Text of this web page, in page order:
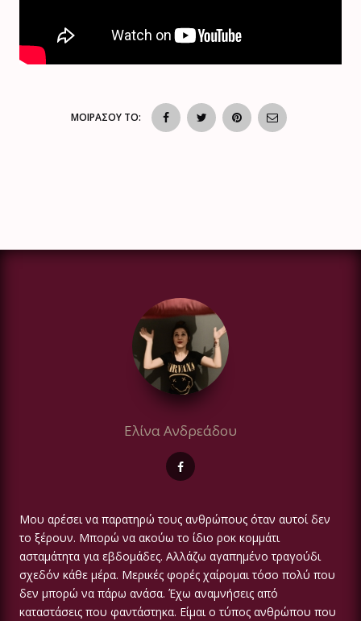
ΜΟΙΡΑΣΟΥ ΤΟ:
Ελίνα Ανδρεάδου
Μου αρέσει να παρατηρώ τους ανθρώπους όταν αυτοί δεν
το ξέρουν. Μπορώ να ακούω το ίδιο ροκ κομμάτι
ασταμάτητα για εβδομάδες. Αλλάζω αγαπημένο τραγούδι
σχεδόν κάθε μέρα. Μερικές φορές χαίρομαι τόσο πολύ που
δεν μπορώ να πάρω ανάσα. Έχω αναμνήσεις από
καταστάσεις που φαντάστηκα. Είμαι ο τύπος ανθρώπου που